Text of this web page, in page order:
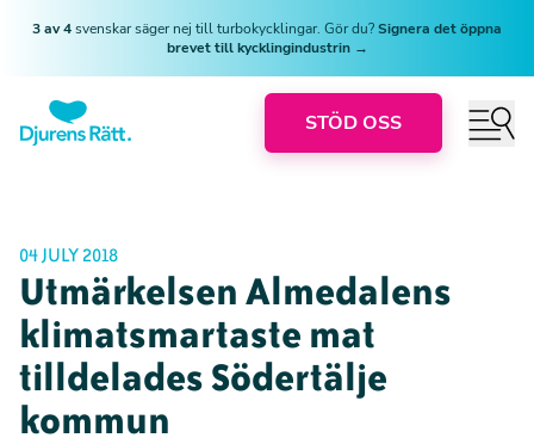
3 av 4svenskar säger nej till turbokycklingar. Gör du?Signera det öppna
brevet till kycklingindustrin →
STÖD OSS
04 JULY 2018
Utmärkelsen Almedalens
klimatsmartaste mat
tilldelades Södertälje
kommun